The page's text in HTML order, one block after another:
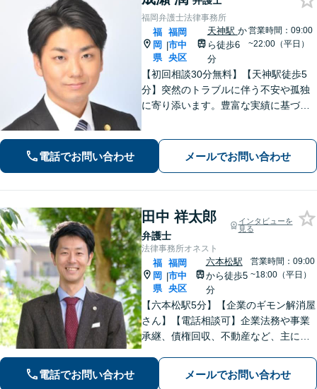
福岡弁護士法律事務所
福
岡
県
|
福岡
市中
央区
天神駅 か
ら徒歩6
分
営業時間：09:00
~22:00（平日）
【初回相談30分無料】【天神駅徒歩5
分】突然のトラブルに伴う不安や孤独
に寄り添います。豊富な実績に基づく
の相談から培った確かな交渉力であな
たを守り抜きます。【LINE予約可】
電話でお問い合わせ メールでお問い合わせ
田中 祥太郎
弁護士
インタビューを
見る
法律事務所オネスト
福
岡
県
|
福岡
市中
央区
六本松駅
から徒歩5
分
営業時間：09:00
~18:00（平日）
【六本松駅5分】【企業のギモン解消屋
さん】【電話相談可】企業法務や事業
承継、債権回収、不動産など、主に企
のみなさまが安心して本業に専念でき
るよう、法律に関するちょっとした疑
電話でお問い合わせ メールでお問い合わせ